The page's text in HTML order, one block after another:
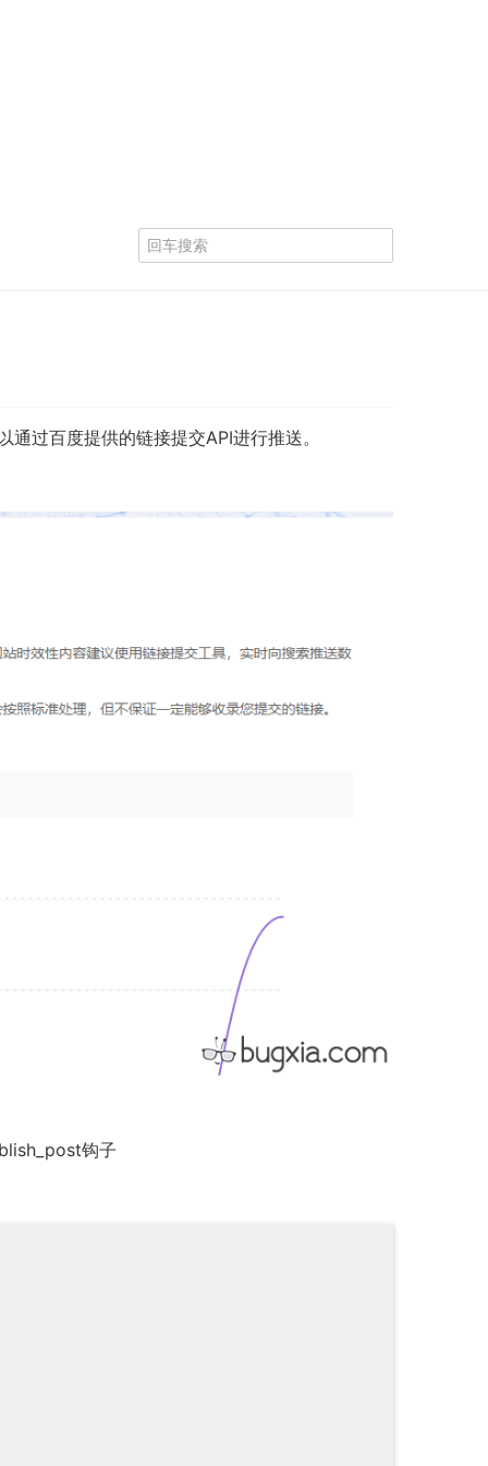
过百度提供的链接提交API进行推送。
钩子